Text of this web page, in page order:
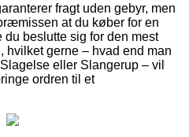
fragt uden gebyr, men
at du køber for en
beslutte sig for den mest
hvilket gerne – hvad end man
eller Slangerup – vil
ordren til et